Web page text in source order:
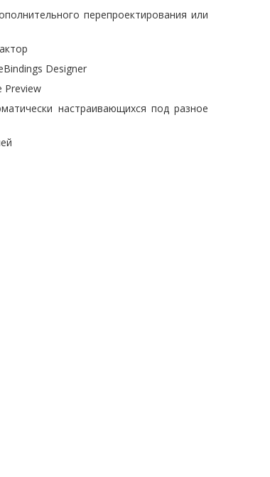
перепроектирования или
Designer
Preview
настраивающихся под разное